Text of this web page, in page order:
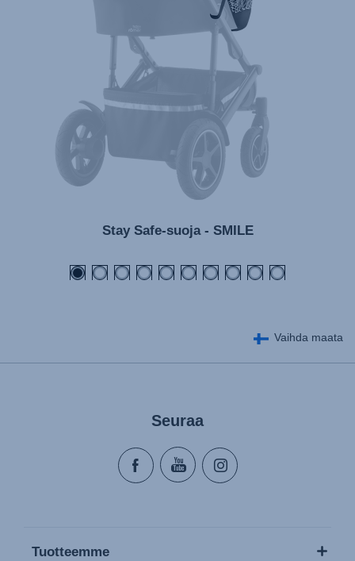
Navodila za uporabo (Slovenščina)
Bruksanvisning (Svenska)
Kullanım talimatı (Türkçe)
Stay Safe-suoja - SMILE
Vaihda maata
Seuraa
Tuotteemme